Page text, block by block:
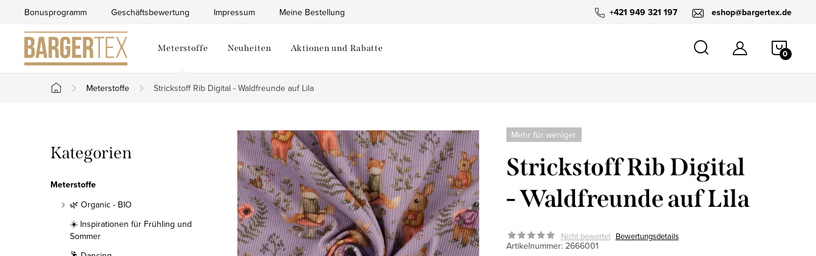
springen
+421 949 321 197 eshop@bargertex.de
Bonusprogramm Geschäftsbewertung Impressum Meine Bestellung
Meterstoffe Neuheiten Aktionen und Rabatte
Startseite
Meterstoffe Strickstoff Rib Digital - Waldfreunde auf Lila
e
i
Kategorien
überspringen
Kategorien
Meterstoffe
🌿 Organic - BIO
☀️ Inspirationen für Frühling und
Sommer
Mehr für weniger
Strickstoff Rib Digital
- Waldfreunde auf Lila
Nicht bewertet Bewertungsdetails
Artikelnummer: 2666001